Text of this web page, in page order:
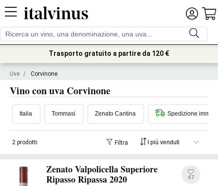
Trasporto gratuito a partire da 120 €
Uve / Corvinone
Vino con uva Corvinone
Italia Tommasi Zenato Cantina Spedizione
2 prodotti Filtra
Zenato Valpolicella Superiore
Ripasso Ripassa 2020
47